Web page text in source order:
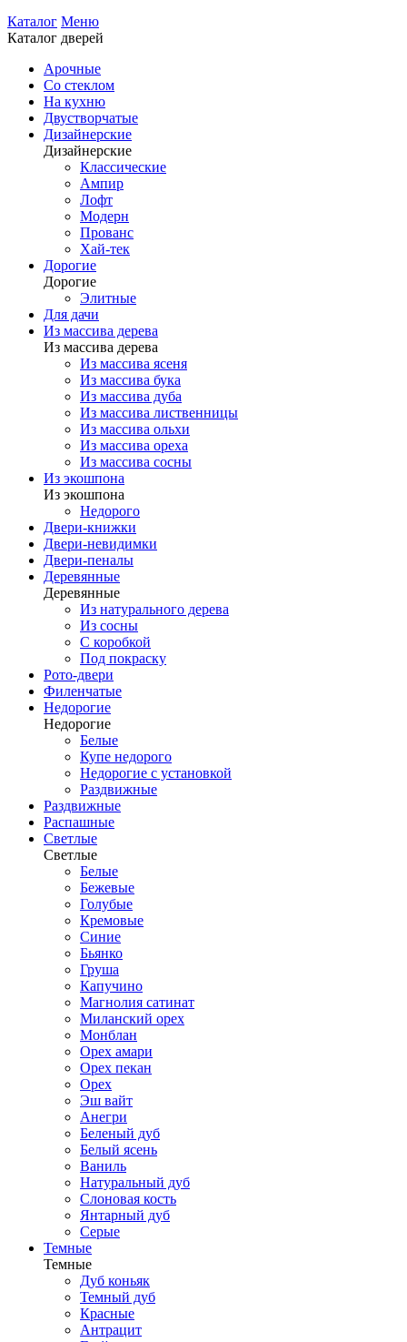
Каталог Меню
Каталог дверей
Арочные
Со стеклом
На кухню
Двустворчатые
Дизайнерские
Дизайнерские
Классические
Ампир
Лофт
Модерн
Прованс
Хай-тек
Дорогие
Дорогие
Элитные
Для дачи
Из массива дерева
Из массива дерева
Из массива ясеня
Из массива бука
Из массива дуба
Из массива лиственницы
Из массива ольхи
Из массива ореха
Из массива сосны
Из экошпона
Из экошпона
Недорого
Двери-книжки
Двери-невидимки
Двери-пеналы
Деревянные
Деревянные
Из натурального дерева
Из сосны
С коробкой
Под покраску
Рото-двери
Филенчатые
Недорогие
Недорогие
Белые
Купе недорого
Недорогие с установкой
Раздвижные
Раздвижные
Распашные
Светлые
Светлые
Белые
Бежевые
Голубые
Кремовые
Синие
Бьянко
Груша
Капучино
Магнолия сатинат
Миланский орех
Монблан
Орех амари
Орех пекан
Орех
Эш вайт
Анегри
Беленый дуб
Белый ясень
Ваниль
Натуральный дуб
Слоновая кость
Янтарный дуб
Серые
Темные
Темные
Дуб коньяк
Темный дуб
Красные
Антрацит